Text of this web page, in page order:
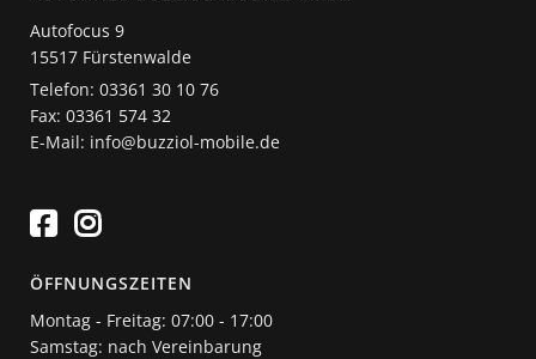
Autofocus 9
15517 Fürstenwalde
Telefon: 03361 30 10 76
Fax: 03361 574 32
E-Mail: info@buzziol-mobile.de
ÖFFNUNGSZEITEN
Montag - Freitag: 07:00 - 17:00
Samstag: nach Vereinbarung